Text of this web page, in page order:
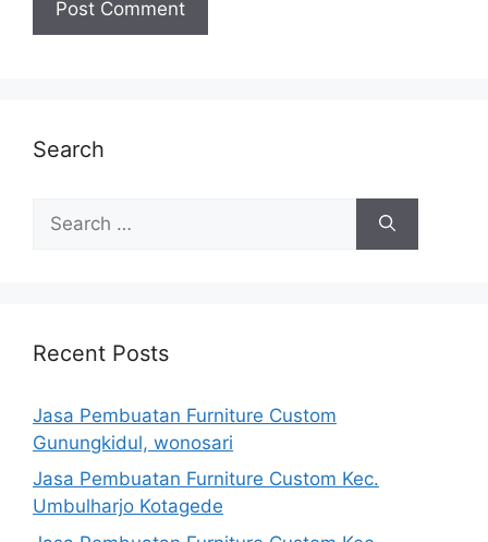
Search
for:
Recent Posts
Jasa Pembuatan Furniture Custom
Gunungkidul, wonosari
Jasa Pembuatan Furniture Custom Kec.
Umbulharjo Kotagede